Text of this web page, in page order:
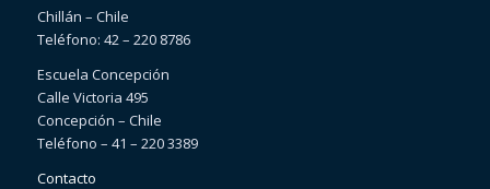
Chillán – Chile
Teléfono: 42 – 220 8786
Escuela Concepción
Calle Victoria 495
Concepción – Chile
Teléfono – 41 – 220 3389
Contacto